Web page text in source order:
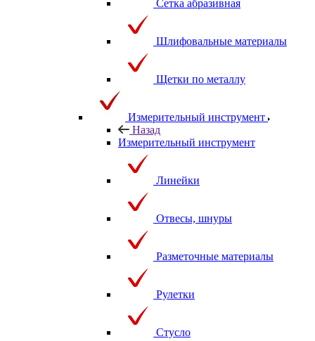
Сетка абразивная
Шлифовальные материалы
Щетки по металлу
Измерительный инструмент
Назад
Измерительный инструмент
Линейки
Отвесы, шнуры
Разметочные материалы
Рулетки
Стусло